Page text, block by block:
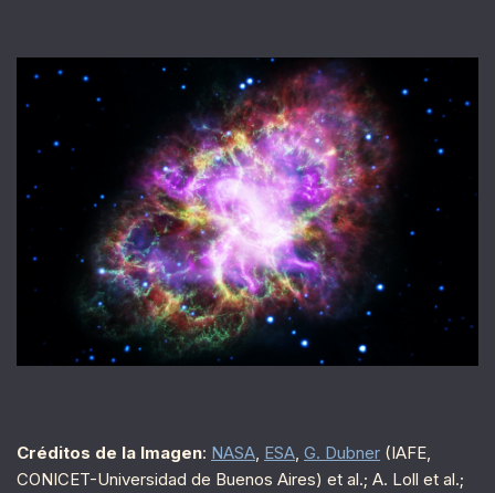
Créditos de la Imagen: NASA, ESA, G. Dubner (IAFE,
CONICET-Universidad de Buenos Aires) et al.; A. Loll et al.;